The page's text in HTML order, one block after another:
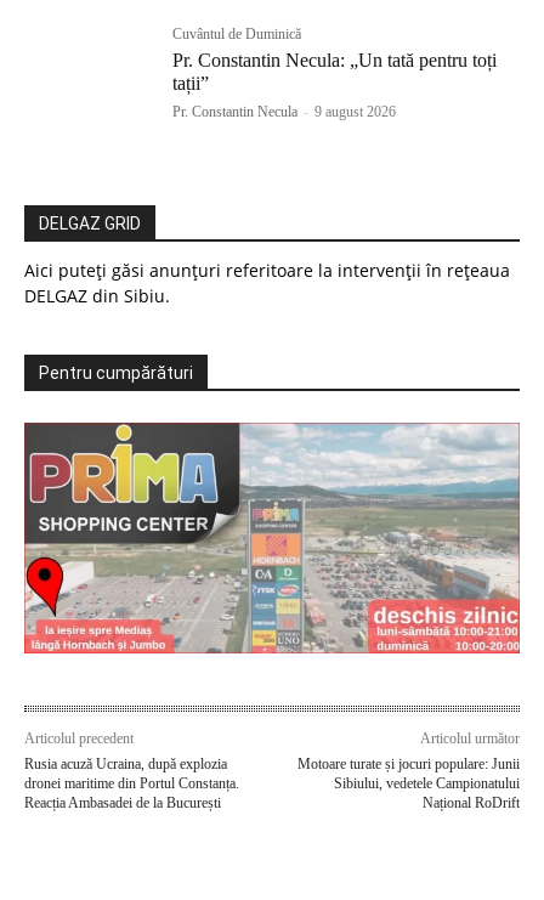
Cuvântul de Duminică
Pr. Constantin Necula: „Un tată pentru toți
tații”
Pr. Constantin Necula - 9 august 2026
DELGAZ GRID
Aici puteți găsi anunțuri referitoare la intervenții în rețeaua
DELGAZ din Sibiu.
Pentru cumpărături
Articolul precedent
Rusia acuză Ucraina, după explozia
dronei maritime din Portul Constanța.
Reacția Ambasadei de la București
Articolul următor
Motoare turate și jocuri populare: Junii
Sibiului, vedetele Campionatului
Național RoDrift